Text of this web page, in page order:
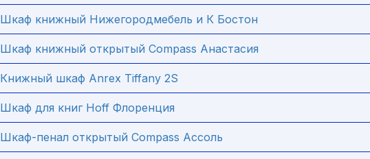
Шкаф книжный Нижегородмебель и К Бостон
Шкаф книжный открытый Compass Анастасия
Книжный шкаф Anrex Tiffany 2S
Шкаф для книг Hoff Флоренция
Шкаф-пенал открытый Compass Ассоль